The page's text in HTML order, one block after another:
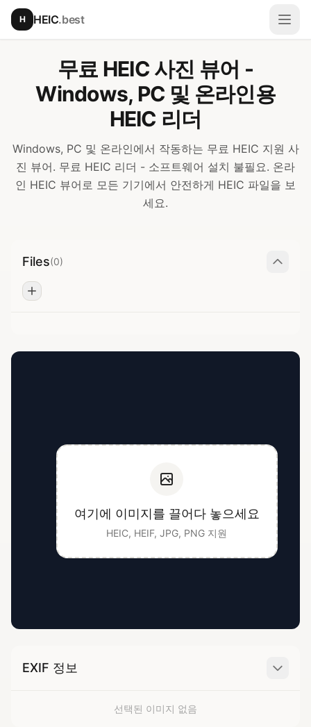
본문으로 건너뛰기
H HEIC.best
메뉴
무료 HEIC 사진 뷰어 -
Windows, PC 및 온라인용
HEIC 리더
Windows, PC 및 온라인에서 작동하는 무료 HEIC 지원 사
진 뷰어. 무료 HEIC 리더 - 소프트웨어 설치 불필요. 온라
인 HEIC 뷰어로 모든 기기에서 안전하게 HEIC 파일을 보
세요.
Files(0)
여기에 이미지를 끌어다 놓으세요
HEIC, HEIF, JPG, PNG 지원
EXIF 정보
선택된 이미지 없음